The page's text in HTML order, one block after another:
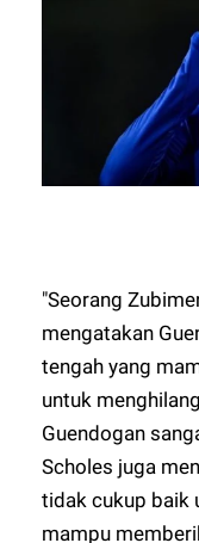
"Seorang
mengatakan
tengah yang
untuk
Guendogan
Scholes juga
tidak cukup baik
mampu